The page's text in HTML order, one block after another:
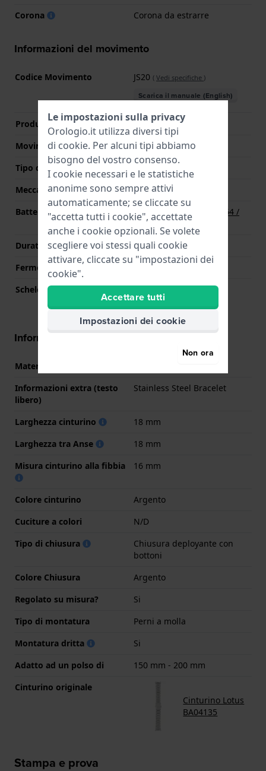
Corona
Corona da estrarre
Informazioni del movimento
Codice Movimento JS20 ( Vedi specifiche )
Scarica il manuale (English)
Produttore Movimento
Miyota
Movimento svizzero
No
Tipo di display
Analogico
Meccanismo
Quarzo
Batteria
Batteria Renata R364 364 /
SR621SW
Durata della batteria
24 mesi
Fermo macchina
Scheletrato
Informazioni sul cinturino
Materiale Cinturino
Informazioni extra (testo
libero)
Stainless Steel Bracelet
Larghezza cinturino
18 mm
Larghezza tra Anse
18 mm
Misura cinturino alla fibbia
16 mm
Colore cinturino
Argento
Cuciture a colori
N/D
Tipo di chiusura
Chiusura deployante con
bottoni
Colore Chiusura
Argento
Regolato su misura?
Si
Tipo di montatura
Perni a molla
Montatura dritta
Si
Adatto ad un polso di
150 mm - 200 mm
Cinturino originale
Cinturino Lotus
BA04135
Stampa e prova
Le impostazioni sulla privacy
Orologio.it utilizza diversi tipi
di cookie. Per alcuni tipi abbiamo
bisogno del vostro consenso.
I cookie necessari e le statistiche
anonime sono sempre attivi
automaticamente; se cliccate su
"accetta tutti i cookie", accettate
anche i cookie opzionali. Se volete
scegliere voi stessi quali cookie
attivare, cliccate su "impostazioni dei
cookie".
Accettare tutti
Impostazioni dei cookie
Non ora